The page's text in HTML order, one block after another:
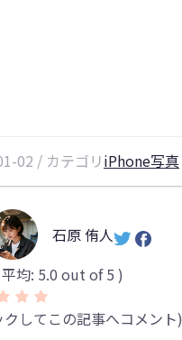
02 / カテゴリiPhone写真
石原 侑人
均: 5.0 out of 5 )
してこの記事へコメント)